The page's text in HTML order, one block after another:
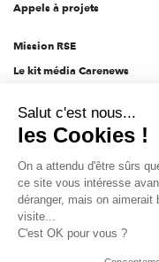
Appels à projets
Mission RSE
Le kit média Carenews
AEF info
Novethic
PRODURABLE
Inclusiv Day
Données personnelles
Salut c'est nous...
les Cookies !
On a attendu d'être sûrs
ce site vous intéresse
déranger, mais on aimerait
visite...
C'est OK pour vous ?